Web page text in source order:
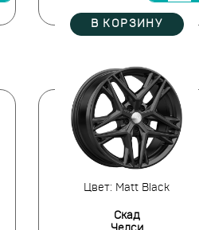
В КОРЗИНУ
Цвет: Matt Black
Скад